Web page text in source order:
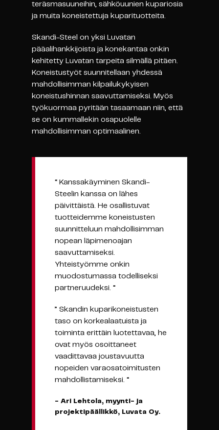
teräsmasuuneihin, sähköuunien kupariosia
ja muita koneistettuja kuparituotteita.
Skandi-Steel on yksi Luvatan
pääalihankkijoista ja konekantaa onkin
kehitetty Luvatan tarpeita silmällä pitäen.
Koneistustyöt suunnitellaan yhdessä
mahdollisimman kilpailukykyisen
koneistushinnan saavuttamiseksi. Myös
työkuormaa pyritään tasaamaan niin, että
se on kummallekin osapuolelle
mahdollisimman optimaalinen.
“ Kanssakäyminen Skandi-
Steelin kanssa on lähes
päivittäistä. He osallistuvat
tuotteidemme koneistusten
suunnitteluun mahdollisimman
nopean läpimenoajan
saavuttamiseksi.
Yhteistyömme onkin
muodostumassa todelliseksi
partneruudeksi. “
” Skandin kuparikoneistusten
taso on korkealaatuista ja
toiminta erittäin luotettavaa, he
ovat myös osoittaneet
vaadittavaa joustavuutta
nopeiden varaosatoimitusten
mahdollistamiseksi. “
- Ari Lehtola, myynti- ja
projektipäällikkö, Luvata Oy.